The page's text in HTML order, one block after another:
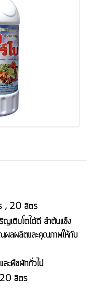
, 20 ลิตร
ญเติบโตได้ดี ลำต้นแข็ง
ณผลผลิตและคุณภาพให้กับ
ละพืชผักทั่วไป
ลิตร